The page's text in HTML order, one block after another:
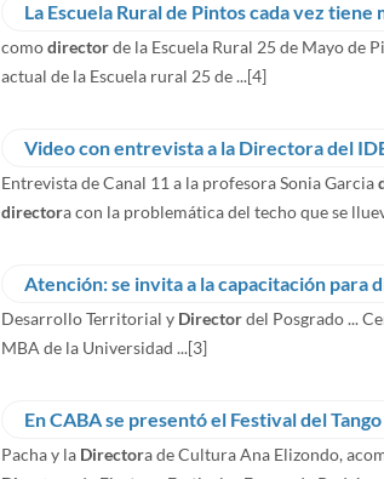
La Escuela Rural de Pintos cada vez tiene
comodirectorde la Escuela Rural 25 de Mayo de
actual de la Escuela rural 25 de ...[4]
Video con entrevista a la Directora del
Entrevista de Canal 11 a la profesora Sonia Garcia
directora con la problemática del techo que se
Atención: se invita a la capacitación para
Desarrollo Territorial y Directordel Posgrado ...
MBA de la Universidad ...[3]
En CABA se presentó el Festival del Tango
Pacha y la Directora de Cultura Ana Elizondo,